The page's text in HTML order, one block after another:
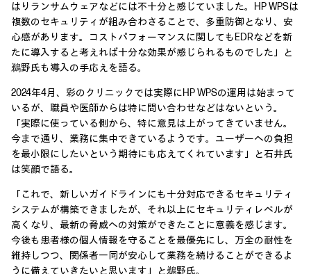
はりランサムウェアなどには不十分と感じていました。HP WPSは
複数のセキュリティが組み合わさることで、多重防御となり、安
心感があります。コストパフォーマンスに関してもEDRなどを新
たに導入すると考えれば十分な効果が感じられるものでした」と
鵜野氏も導入の手応えを語る。
2024年4月、彩のクリニックでは実際にHP WPSの運用は始まって
いるが、職員や医師からは特に問い合わせなどはないという。
「実際に使っている側から、特に意見は上がってきていません。
今まで通り、業務に集中できているようです。ユーザーへの負担
を最小限にしたいという期待にも応えてくれています」と石井氏
は笑顔で語る。
「これで、新しいガイドラインにも十分対応できるセキュリティ
システムが構築できましたが、それ以上にセキュリティレベルが
高くなり、最新の脅威への対策ができたことに意義を感じます。
今後も患者様の個人情報を守ることを最優先にし、万全の耐性を
維持しつつ、関係者一同が安心して業務を続けることができるよ
うに備えていきたいと思います」と鵜野氏。